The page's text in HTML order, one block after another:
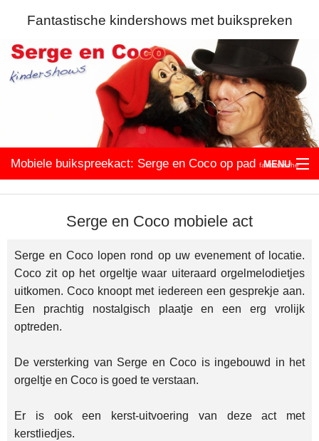
Fantastische kindershows met buikspreken
Mobiele buikspreekact: Serge en Coco op pad fantastische
kindershows
MENU
Serge en Coco
Mobiele act
Theatershows
Serge en Coco mobiele act
Serge en Coco lopen rond op uw evenement of locatie.
Coco zit op het orgeltje waar uiteraard orgelmelodietjes
uitkomen. Coco knoopt met iedereen een gesprekje aan.
Een prachtig nostalgisch plaatje en een erg vrolijk
optreden.
De versterking van Serge en Coco is ingebouwd in het
orgeltje en Coco is goed te verstaan.
Er is ook een kerst-uitvoering van deze act met
kerstliedjes.